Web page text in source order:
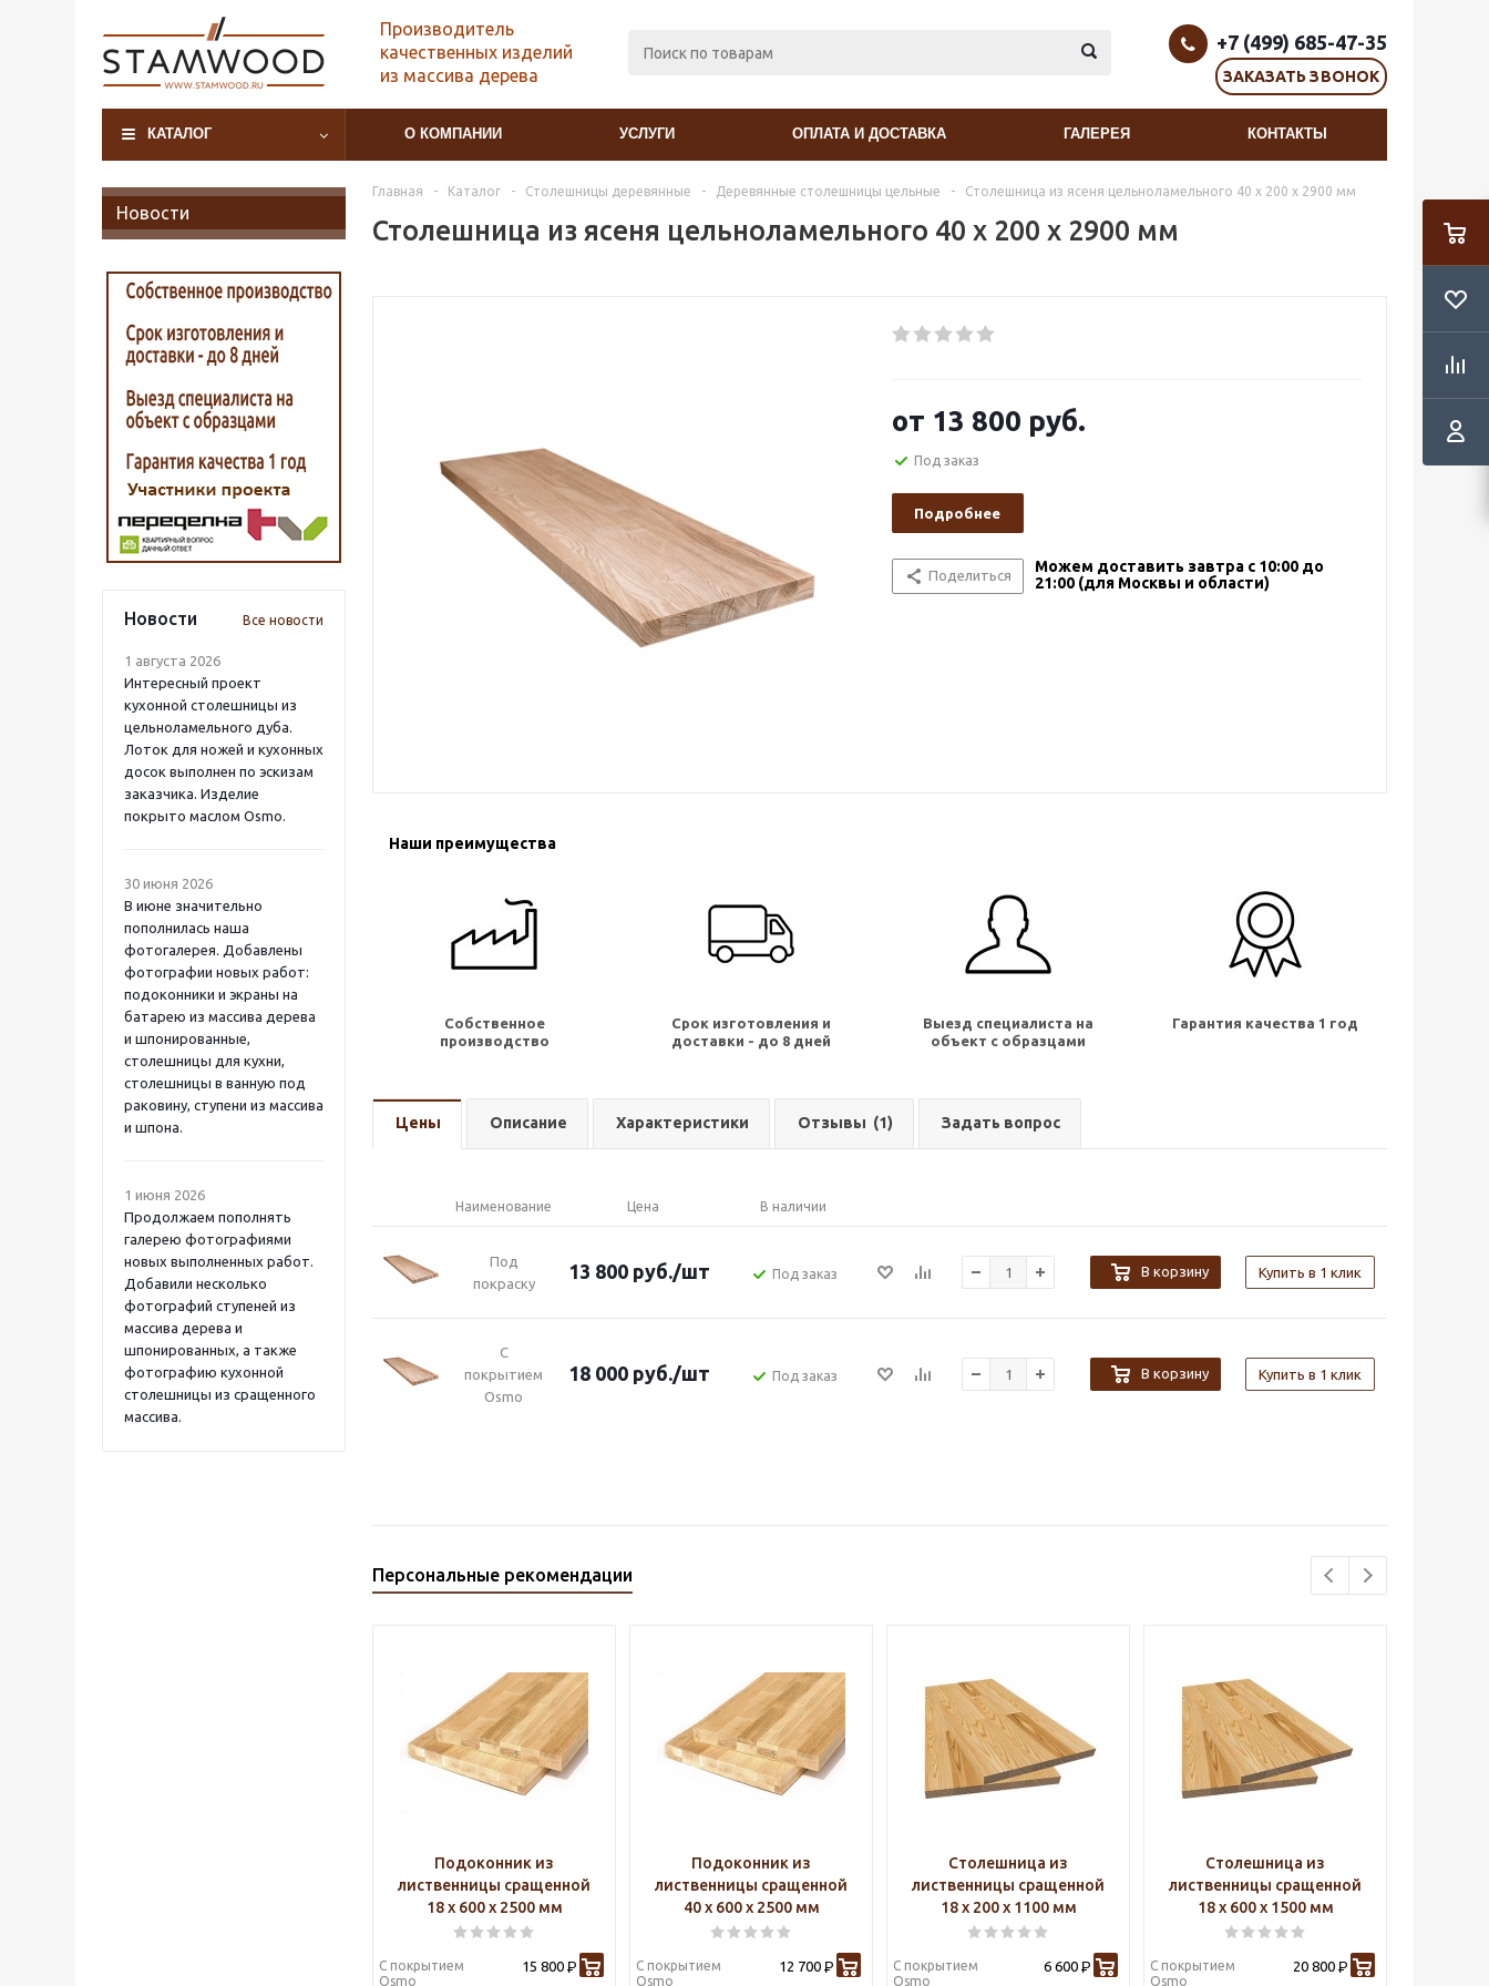
Производитель
качественных изделий
из массива дерева
+7 (499) 685-47-35
ЗАКАЗАТЬ ЗВОНОК
КАТАЛОГ О КОМПАНИИ УСЛУГИ ОПЛАТА И ДОСТАВКА ГАЛЕРЕЯ КОНТАКТЫ
Новости
Новости Все новости
1 августа 2026
Интересный проект
кухонной столешницы из
цельноламельного дуба.
Лоток для ножей и кухонных
досок выполнен по эскизам
заказчика. Изделие
покрыто маслом Osmo.
30 июня 2026
В июне значительно
пополнилась наша
фотогалерея. Добавлены
фотографии новых работ:
подоконники и экраны на
батарею из массива дерева
и шпонированные,
столешницы для кухни,
столешницы в ванную под
раковину, ступени из массива
и шпона.
1 июня 2026
Продолжаем пополнять
галерею фотографиями
новых выполненных работ.
Добавили несколько
фотографий ступеней из
массива дерева и
шпонированных, а также
фотографию кухонной
столешницы из сращенного
массива.
Главная - Каталог - Столешницы деревянные - Деревянные столешницы цельные - Столешница из ясеня цельноламельного 40 х 200 х 2900 мм
Столешница из ясеня цельноламельного 40 х 200 х 2900 мм
от 13 800 руб.
Под заказ
Подробнее
Поделиться
Можем доставить завтра с 10:00 до
21:00 (для Москвы и области)
Наши преимущества
Собственное
производство
Срок изготовления и
доставки - до 8 дней
Выезд специалиста на
объект с образцами
Гарантия качества 1 год
Цены Описание Характеристики Отзывы (1) Задать вопрос
Наименование Цена В наличии
Под
покраску
13 800 руб./шт Под заказ В корзину Купить в 1 клик
С
покрытием
Osmo
18 000 руб./шт Под заказ В корзину Купить в 1 клик
Персональные рекомендации
Подоконник из
лиственницы сращенной
18 х 600 х 2500 мм
С покрытием
Osmo
15 800 Р
Подоконник из
лиственницы сращенной
40 х 600 х 2500 мм
С покрытием
Osmo
12 700 Р
Столешница из
лиственницы сращенной
18 х 200 х 1100 мм
С покрытием
Osmo
6 600 Р
Столешница из
лиственницы сращенной
18 х 600 х 1500 мм
С покрытием
Osmo
20 800 Р